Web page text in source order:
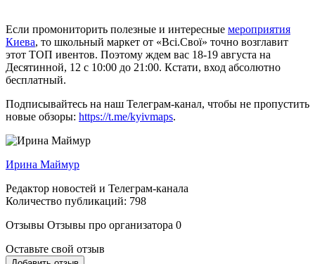
Если промониторить полезные и интересные мероприятия
Киева, то школьный маркет от «Всі.Свої» точно возглавит
этот ТОП ивентов. Поэтому ждем вас 18-19 августа на
Десятинной, 12 с 10:00 до 21:00. Кстати, вход абсолютно
бесплатный.
Подписывайтесь на наш Телеграм-канал, чтобы не пропустить
новые обзоры: https://t.me/kyivmaps.
Ирина Маймур
Редактор новостей и Телеграм-канала
Количество публикаций: 798
Отзывы Отзывы про организатора 0
Оставьте свой отзыв